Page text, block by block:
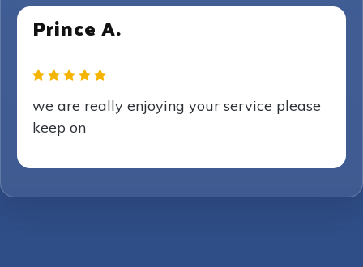
Prince A.
we are really enjoying your service please
keep on